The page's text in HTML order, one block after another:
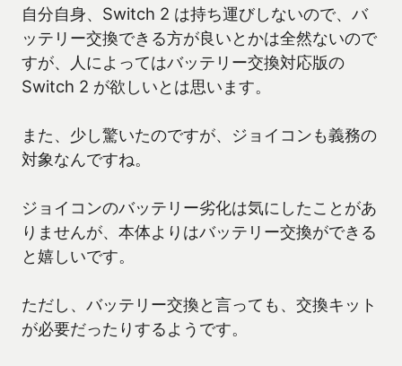
自分自身、Switch 2 は持ち運びしないので、バ
ッテリー交換できる方が良いとかは全然ないので
すが、人によってはバッテリー交換対応版の
Switch 2 が欲しいとは思います。
また、少し驚いたのですが、ジョイコンも義務の
対象なんですね。
ジョイコンのバッテリー劣化は気にしたことがあ
りませんが、本体よりはバッテリー交換ができる
と嬉しいです。
ただし、バッテリー交換と言っても、交換キット
が必要だったりするようです。